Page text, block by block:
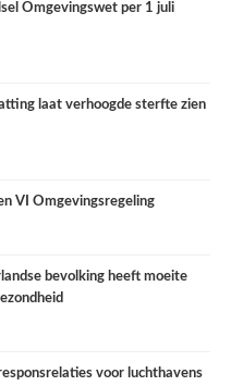
Omgevingswet per 1 juli
laat verhoogde sterfte zien
VI Omgevingsregeling
bevolking heeft moeite
voor luchthavens